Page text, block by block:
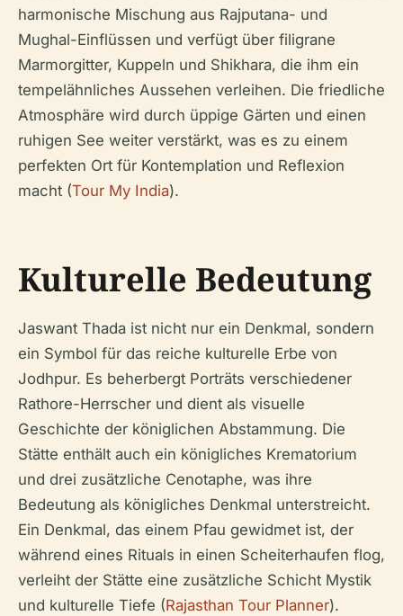
harmonische Mischung aus Rajputana- und
Mughal-Einflüssen und verfügt über filigrane
Marmorgitter, Kuppeln und Shikhara, die ihm ein
tempelähnliches Aussehen verleihen. Die friedliche
Atmosphäre wird durch üppige Gärten und einen
ruhigen See weiter verstärkt, was es zu einem
perfekten Ort für Kontemplation und Reflexion
macht (Tour My India).
Kulturelle Bedeutung
Jaswant Thada ist nicht nur ein Denkmal, sondern
ein Symbol für das reiche kulturelle Erbe von
Jodhpur. Es beherbergt Porträts verschiedener
Rathore-Herrscher und dient als visuelle
Geschichte der königlichen Abstammung. Die
Stätte enthält auch ein königliches Krematorium
und drei zusätzliche Cenotaphe, was ihre
Bedeutung als königliches Denkmal unterstreicht.
Ein Denkmal, das einem Pfau gewidmet ist, der
während eines Rituals in einen Scheiterhaufen flog,
verleiht der Stätte eine zusätzliche Schicht Mystik
und kulturelle Tiefe (Rajasthan Tour Planner).